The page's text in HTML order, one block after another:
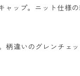
ップ。ニット仕様
違いのグレンチェ